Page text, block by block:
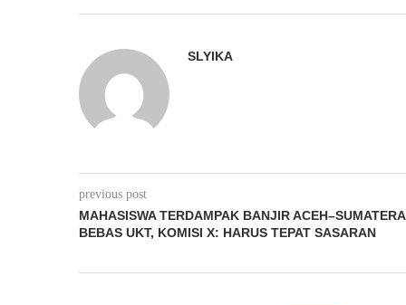
SLYIKA
previous post
MAHASISWA TERDAMPAK BANJIR ACEH–SUMATERA
BEBAS UKT, KOMISI X: HARUS TEPAT SASARAN